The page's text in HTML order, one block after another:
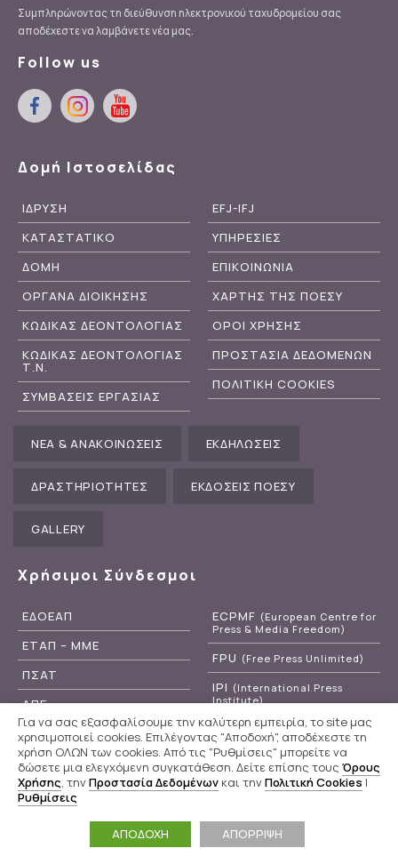
Συμπληρώνοντας τη διεύθυνση ηλεκτρονικού ταχυδρομείου σας
αποδέχεστε να λαμβάνετε νέα μας.
Follow us
Δομή Ιστοσελίδας
ΙΔΡΥΣΗ
ΚΑΤΑΣΤΑΤΙΚΟ
ΔΟΜΗ
ΟΡΓΑΝΑ ΔΙΟΙΚΗΣΗΣ
ΚΩΔΙΚΑΣ ΔΕΟΝΤΟΛΟΓΙΑΣ
ΚΩΔΙΚΑΣ ΔΕΟΝΤΟΛΟΓΙΑΣ
Τ.Ν.
ΣΥΜΒΑΣΕΙΣ ΕΡΓΑΣΙΑΣ
EFJ-IFJ
ΥΠΗΡΕΣΙΕΣ
ΕΠΙΚΟΙΝΩΝΙΑ
ΧΑΡΤΗΣ ΤΗΣ ΠΟΕΣΥ
ΟΡΟΙ ΧΡΗΣΗΣ
ΠΡΟΣΤΑΣΙΑ ΔΕΔΟΜΕΝΩΝ
ΠΟΛΙΤΙΚΗ COOKIES
ΝΕΑ & ΑΝΑΚΟΙΝΩΣΕΙΣ ΕΚΔΗΛΩΣΕΙΣ
ΔΡΑΣΤΗΡΙΟΤΗΤΕΣ ΕΚΔΟΣΕΙΣ ΠΟΕΣΥ
GALLERY
Χρήσιμοι Σύνδεσμοι
ΕΔΟΕΑΠ
ΕΤΑΠ – ΜΜΕ
ΠΣΑΤ
ΑΠΕ
ΕΡΤ
ECPMF (European Centre for
Press & Media Freedom)
FPU (Free Press Unlimited)
IPI (International Press
Institute)
RSF(Reporters Without
Borders)
Powered by
WebOlution
Για να σας εξασφαλίσουμε την καλύτερη εμπειρία, το site μας
χρησιμοποιεί cookies. Επιλέγοντας "Αποδοχή", αποδέχεστε τη
χρήση ΟΛΩΝ των cookies. Από τις "Ρυθμίσεις" μπορείτε να
δώσετε μια ελεγχόμενη συγκατάθεση. Δείτε επίσης τους Όρους
Χρήσης, τηνΠροστασία Δεδομένων και τηνΠολιτική Cookies |
Ρυθμίσεις
ΑΠΟΔΟΧΗ ΑΠΟΡΡΙΨΗ